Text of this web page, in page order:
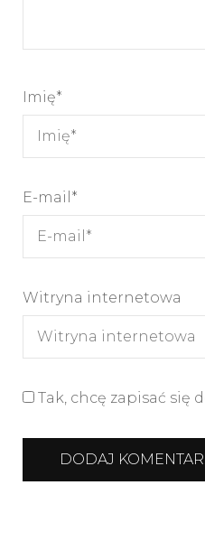
Imię*
E-mail *
Witryna internetowa
Tak, chcę zapisać się